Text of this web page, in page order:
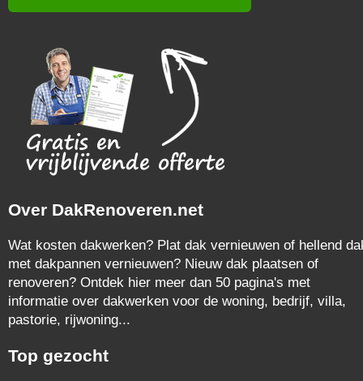
Over DakRenoveren.net
Wat kosten dakwerken? Plat dak vernieuwen of hellend
met dakpannen vernieuwen? Nieuw dak plaatsen of
renoveren? Ontdek hier meer dan 50 pagina's met
informatie over dakwerken voor de woning, bedrijf, villa,
pastorie, rijwoning...
Top gezocht